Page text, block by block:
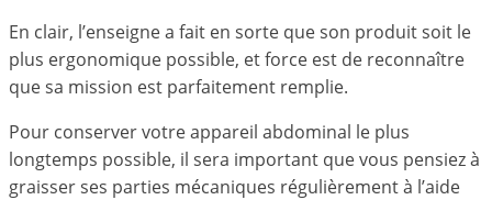
En clair, l’enseigne a fait en sorte que son produit soit le
plus ergonomique possible, et force est de reconnaître
que sa mission est parfaitement remplie.
Pour conserver votre appareil abdominal le plus
longtemps possible, il sera important que vous pensiez à
graisser ses parties mécaniques régulièrement à l’aide